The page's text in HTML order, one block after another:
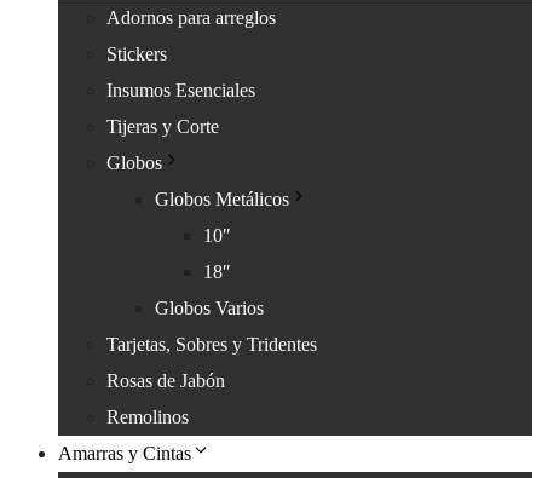
Adornos para arreglos
Stickers
Insumos Esenciales
Tijeras y Corte
Globos
Globos Metálicos
10″
18″
Globos Varios
Tarjetas, Sobres y Tridentes
Rosas de Jabón
Remolinos
Amarras y Cintas